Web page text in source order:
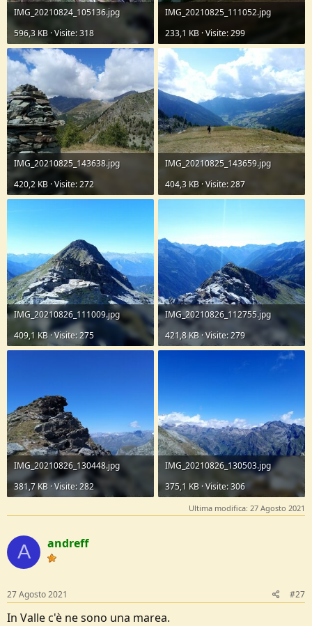
IMG_20210824_105136.jpg
596,3 KB · Visite: 318
IMG_20210825_111052.jpg
233,1 KB · Visite: 299
IMG_20210825_143638.jpg
420,2 KB · Visite: 272
IMG_20210825_143659.jpg
404,3 KB · Visite: 287
IMG_20210826_111009.jpg
409,1 KB · Visite: 275
IMG_20210826_112755.jpg
421,8 KB · Visite: 279
IMG_20210826_130448.jpg
381,7 KB · Visite: 282
IMG_20210826_130503.jpg
375,1 KB · Visite: 306
Ultima modifica: 27 Agosto 2021
A andreff
27 Agosto 2021 #27
In Valle c'è ne sono una marea.